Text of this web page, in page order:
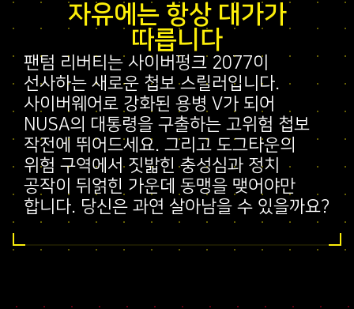
자유에는 항상 대가가
따릅니다
팬텀 리버티는 사이버펑크 2077이
선사하는 새로운 첩보 스릴러입니다.
사이버웨어로 강화된 용병 V가 되어
NUSA의 대통령을 구출하는 고위험 첩보
작전에 뛰어드세요. 그리고 도그타운의
위험 구역에서 짓밟힌 충성심과 정치
공작이 뒤얽힌 가운데 동맹을 맺어야만
합니다. 당신은 과연 살아남을 수 있을까요?